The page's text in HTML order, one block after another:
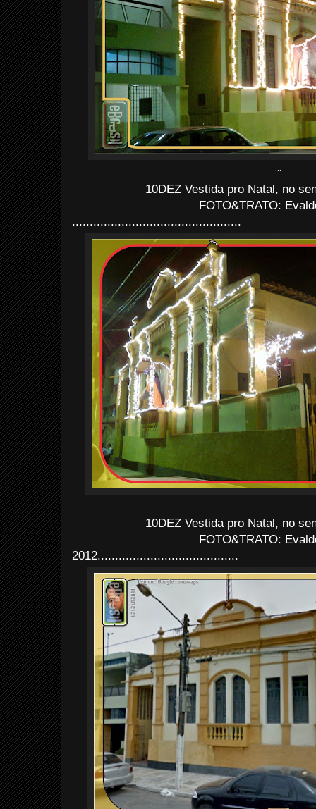
10DEZ Vestida pro Natal, no
FOTO&TRATO:
................................................
10DEZ Vestida pro Natal, no
FOTO&TRATO:
2012........................................